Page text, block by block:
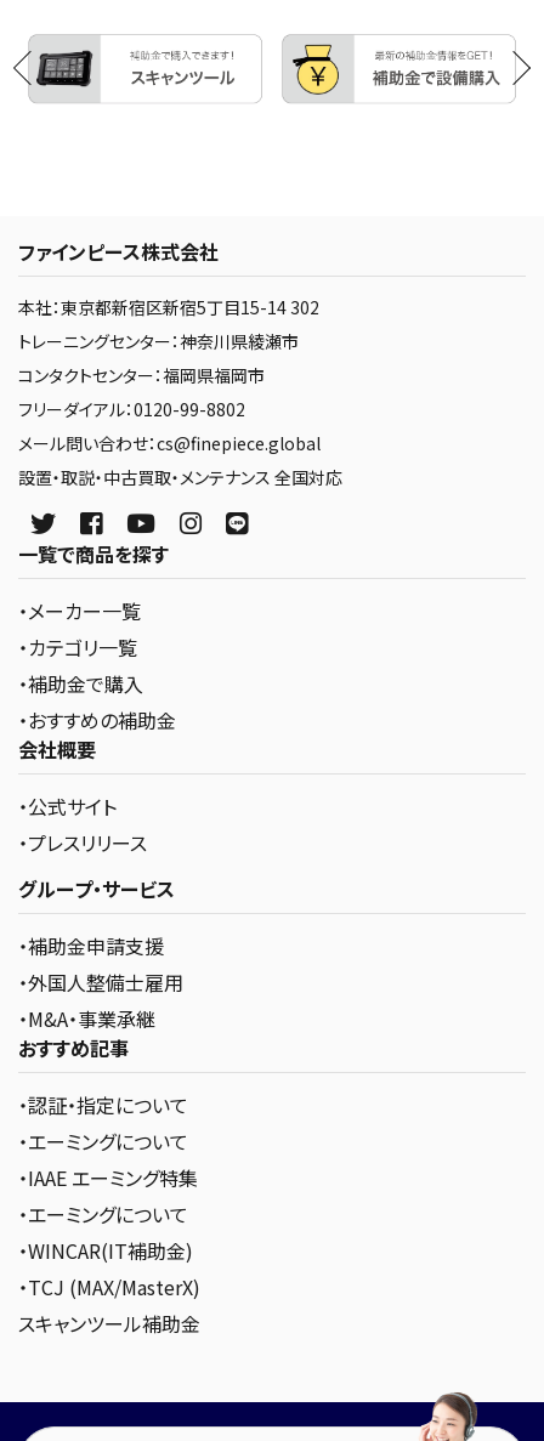
ファインピース株式会社
本社：東京都新宿区新宿5丁目15-14 302
トレーニングセンター：神奈川県綾瀬市
コンタクトセンター：福岡県福岡市
フリーダイアル：0120-99-8802
メール問い合わせ：cs@finepiece.global
設置・取説・中古買取・メンテナンス 全国対応
一覧で商品を探す
・メーカー一覧
・カテゴリ一覧
・補助金で購入
・おすすめの補助金
会社概要
・公式サイト
・プレスリリース
グループ・サービス
・補助金申請支援
・外国人整備士雇用
・M&A・事業承継
おすすめ記事
・認証・指定について
・エーミングについて
・IAAE エーミング特集
・エーミングについて
・WINCAR(IT補助金)
・TCJ (MAX/MasterX)
スキャンツール補助金